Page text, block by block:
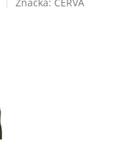
Značka: CERVA